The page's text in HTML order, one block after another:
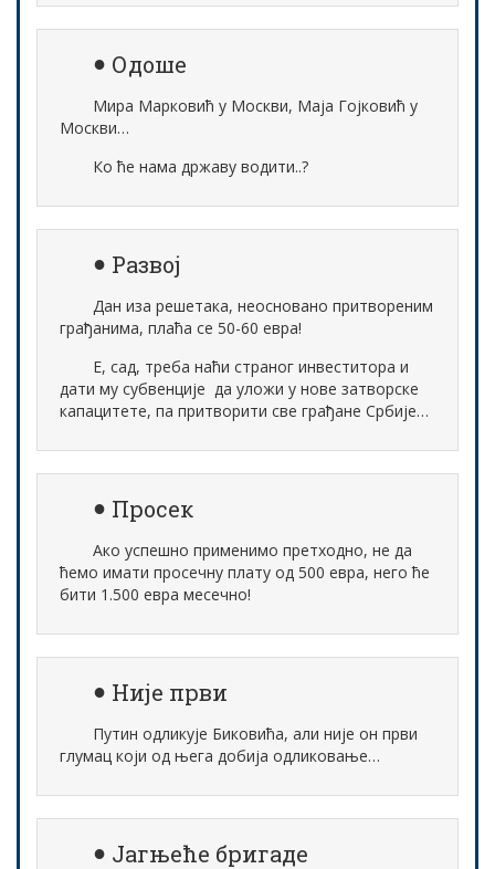
Одоше
Мира Марковић у Москви, Маја Гојковић у
Москви…
Ко ће нама државу водити..?
Развој
Дан иза решетака, неосновано притвореним
грађанима, плаћа се 50-60 евра!
Е, сад, треба наћи страног инвеститора и
дати му субвенције да уложи у нове затворске
капацитете, па притворити све грађане Србије…
Просек
Ако успешно применимо претходно, не да
ћемо имати просечну плату од 500 евра, него ће
бити 1.500 евра месечно!
Није први
Путин одликује Биковића, али није он први
глумац који од њега добија одликовање…
Јагњеће бригаде